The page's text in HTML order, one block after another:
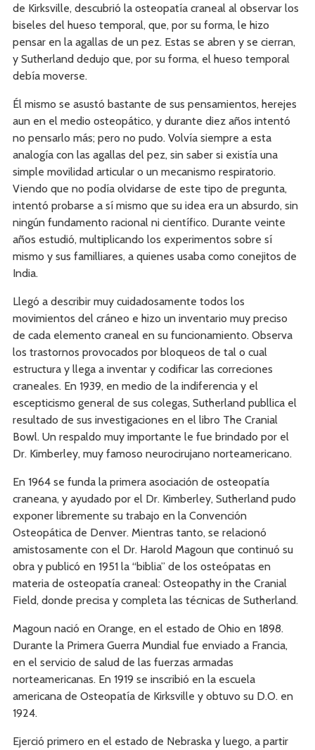
de Kirksville, descubrió la osteopatía craneal al observar los
biseles del hueso temporal, que, por su forma, le hizo
pensar en la agallas de un pez. Estas se abren y se cierran,
y Sutherland dedujo que, por su forma, el hueso temporal
debía moverse.
Él mismo se asustó bastante de sus pensamientos, herejes
aun en el medio osteopático, y durante diez años intentó
no pensarlo más; pero no pudo. Volvía siempre a esta
analogía con las agallas del pez, sin saber si existía una
simple movilidad articular o un mecanismo respiratorio.
Viendo que no podía olvidarse de este tipo de pregunta,
intentó probarse a sí mismo que su idea era un absurdo, sin
ningún fundamento racional ni científico. Durante veinte
años estudió, multiplicando los experimentos sobre sí
mismo y sus familliares, a quienes usaba como conejitos de
India.
Llegó a describir muy cuidadosamente todos los
movimientos del cráneo e hizo un inventario muy preciso
de cada elemento craneal en su funcionamiento. Observa
los trastornos provocados por bloqueos de tal o cual
estructura y llega a inventar y codificar las correciones
craneales. En 1939, en medio de la indiferencia y el
escepticismo general de sus colegas, Sutherland publlica el
resultado de sus investigaciones en el libro The Cranial
Bowl. Un respaldo muy importante le fue brindado por el
Dr. Kimberley, muy famoso neurocirujano norteamericano.
En 1964 se funda la primera asociación de osteopatía
craneana, y ayudado por el Dr. Kimberley, Sutherland pudo
exponer libremente su trabajo en la Convención
Osteopática de Denver. Mientras tanto, se relacionó
amistosamente con el Dr. Harold Magoun que continuó su
obra y publicó en 1951 la “biblia” de los osteópatas en
materia de osteopatía craneal: Osteopathy in the Cranial
Field, donde precisa y completa las técnicas de Sutherland.
Magoun nació en Orange, en el estado de Ohio en 1898.
Durante la Primera Guerra Mundial fue enviado a Francia,
en el servicio de salud de las fuerzas armadas
norteamericanas. En 1919 se inscribió en la escuela
americana de Osteopatía de Kirksville y obtuvo su D.O. en
1924.
Ejerció primero en el estado de Nebraska y luego, a partir